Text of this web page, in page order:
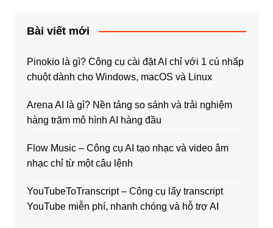
Bài viết mới
Pinokio là gì? Công cụ cài đặt AI chỉ với 1 cú nhấp
chuột dành cho Windows, macOS và Linux
Arena AI là gì? Nền tảng so sánh và trải nghiệm
hàng trăm mô hình AI hàng đầu
Flow Music – Công cụ AI tạo nhạc và video âm
nhạc chỉ từ một câu lệnh
YouTubeToTranscript – Công cụ lấy transcript
YouTube miễn phí, nhanh chóng và hỗ trợ AI